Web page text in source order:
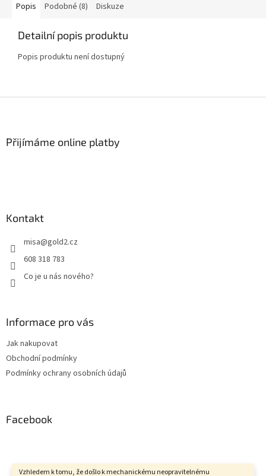
Vzhledem k tomu, že došlo k mechanickému neopravitelnému
Popis Podobné (8) Diskuze
Detailní popis produktu
Popis produktu není dostupný
Přijímáme online platby
Kontakt
misa@gold2.cz
608 318 783
Co je u nás nového?
Informace pro vás
Jak nakupovat
Obchodní podmínky
Podmínky ochrany osobních údajů
Facebook